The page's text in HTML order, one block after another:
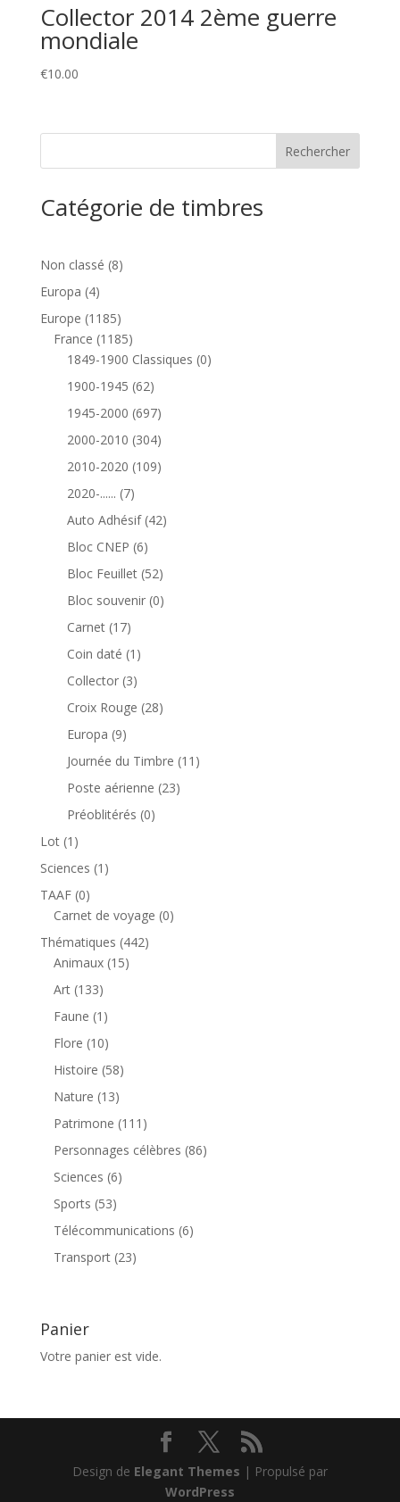
Collector 2014 2ème guerre
mondiale
€10.00
Catégorie de timbres
Non classé 88
Europa 44
produits
Europe 11851185
produits
France 11851185
produits
1849-1900 Classiques 00
1900-1945 6262
produits
1945-2000 697697
produits
2000-2010 304304
produits
2010-2020 109109
2020-...... 77
produits
Auto Adhésif 4242
Bloc CNEP 66
produits
Bloc Feuillet 5252
produits
Bloc souvenir 00
Carnet 1717
produits
Coin daté 1 1
produit
Collector 33
produits
Croix Rouge 2828
Europa 99
produits
Journée du Timbre 11 11
Poste aérienne 2323
Préoblitérés 00
Lot 1 1
produit
Sciences 1 1
TAAF 00
produit
Carnet de voyage 00
Thématiques 442442
Animaux 1515
Art 133133
produits
Faune 1 1
produit
Flore 1010
produits
Histoire 5858
Nature 1313
produits
Patrimone 111 111
produits
Personnages célèbres 8686
Sciences 66
Sports 5353
produits
Télécommunications 66
Transport 2323
Panier
Votre panier est vide.
Design de Elegant Themes | Propulsé par
WordPress